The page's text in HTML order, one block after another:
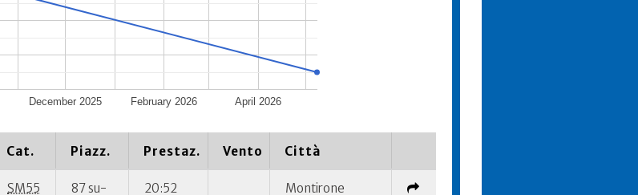
December 2025 February 2026 April 2026
Cat. Piazz. Prestaz. Vento Città
SM55
87 su-
20:52 Montirone